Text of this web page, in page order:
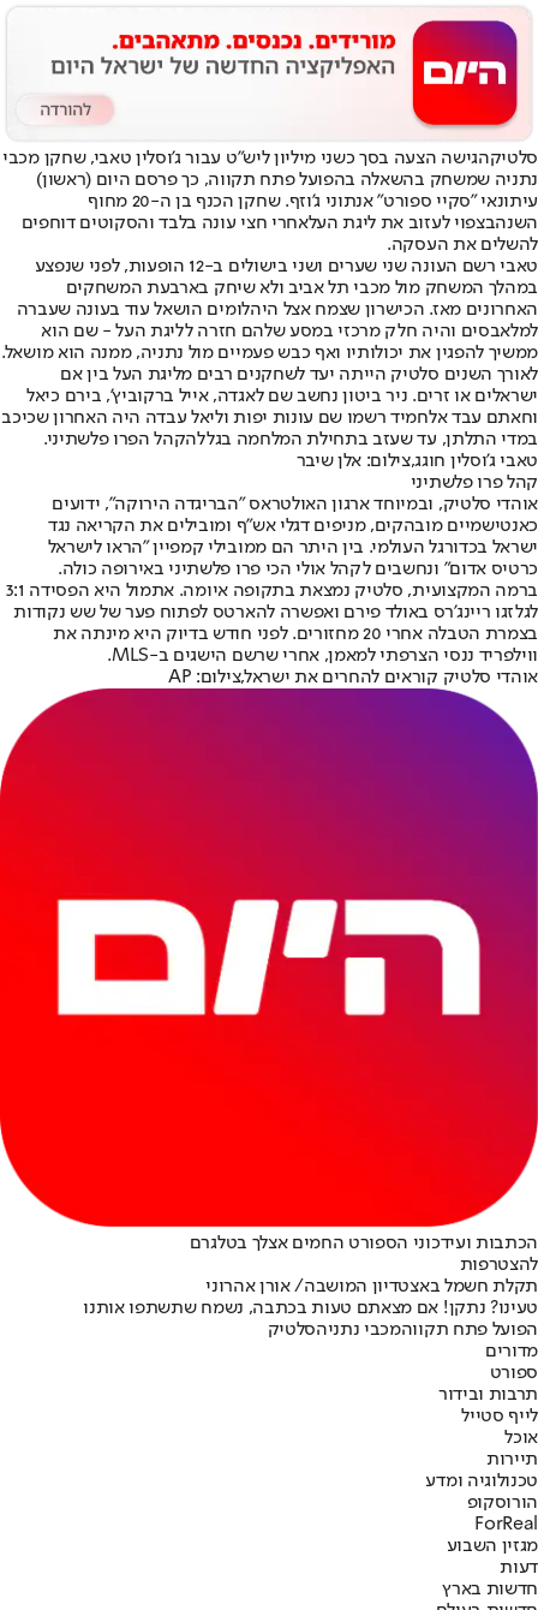
סלטיקהגישה הצעה בסך כשני מיליון ליש"ט עבור ג'וסלין טאבי, שחקן מכבי
נתניה שמשחק בהשאלה בהפועל פתח תקווה, כך פרסם היום (ראשון)
עיתונאי "סקיי ספורט" אנתוני ג'וזף. שחקן הכנף בן ה-20 מחוף
השנהבצפוי לעזוב את ליגת העלאחרי חצי עונה בלבד והסקוטים דוחפים
להשלים את העסקה.
טאבי רשם העונה שני שערים ושני בישולים ב-12 הופעות, לפני שנפצע
במהלך המשחק מול מכבי תל אביב ולא שיחק בארבעת המשחקים
האחרונים מאז. הכישרון שצמח אצל היהלומים הושאל עוד בעונה שעברה
למלאבסים והיה חלק מרכזי במסע שלהם חזרה לליגת העל - שם הוא
ממשיך להפגין את יכולותיו ואף כבש פעמיים מול נתניה, ממנה הוא מושאל.
לאורך השנים סלטיק הייתה יעד לשחקנים רבים מליגת העל בין אם
ישראלים או זרים. ניר ביטון נחשב שם לאגדה, אייל ברקוביץ', בירם כיאל
וחאתם עבד אלחמיד רשמו שם עונות יפות וליאל עבדה היה האחרון שכיכב
במדי התלתן, עד שעזב בתחילת המלחמה בגללהקהל הפרו פלשתיני.
טאבי ג'וסלין חוגג,צילום: אלן שיבר
קהל פרו פלשתיני
אוהדי סלטיק, ובמיוחד ארגון האולטראס "הבריגדה הירוקה", ידועים
כאנטישמיים מובהקים, מניפים דגלי אש"ף ומובילים את הקריאה נגד
ישראל בכדורגל העולמי. בין היתר הם ממובילי קמפיין "הראו לישראל
כרטיס אדום" ונחשבים לקהל אולי הכי פרו פלשתיני באירופה כולה.
ברמה המקצועית, סלטיק נמצאת בתקופה איומה. אתמול היא הפסידה 3:1
לגלזגו ריינג'רס באולד פירם ואפשרה להארטס לפתוח פער של שש נקודות
בצמרת הטבלה אחרי 20 מחזורים. לפני חודש בדיוק היא מינתה את
ווילפריד ננסי הצרפתי למאמן, אחרי שרשם הישגים ב-MLS.
אוהדי סלטיק קוראים להחרים את ישראל,צילום: AP
הכתבות ועידכוני הספורט החמים אצלך בטלגרם
להצטרפות
תקלת חשמל באצטדיון המושבה/ אורן אהרוני
טעינו? נתקן! אם מצאתם טעות בכתבה, נשמח שתשתפו אותנו
הפועל פתח תקווהמכבי נתניהסלטיק
מדורים
ספורט
תרבות ובידור
לייף סטייל
אוכל
תיירות
טכנולוגיה ומדע
הורוסקופ
ForReal
מגזין השבוע
דעות
חדשות בארץ